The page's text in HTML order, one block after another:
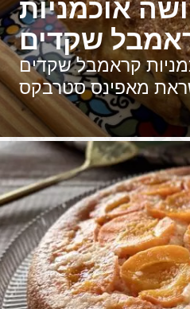
אוכמניות
שקדים
קראמבל שקדים
מאפינס סטרבקס